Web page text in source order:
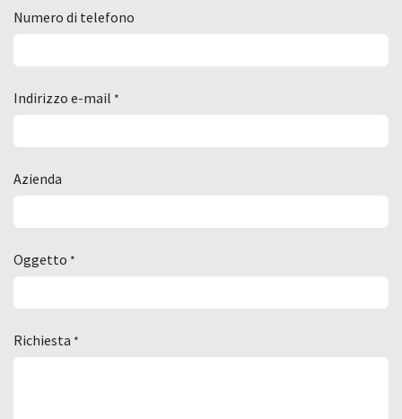
Numero di telefono
Indirizzo e-mail *
Azienda
Oggetto *
Richiesta *